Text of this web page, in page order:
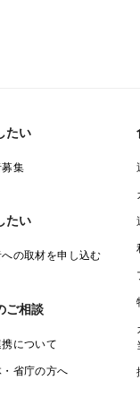
たい
集
たい
の取材を申し込む
ご相談
について
省庁の方へ